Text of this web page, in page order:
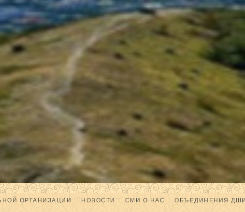
ОРГАНИЗАЦИИ НОВОСТИ СМИ О НАС ОБЪЕДИНЕНИЯ ДШИ